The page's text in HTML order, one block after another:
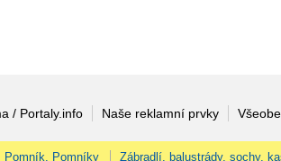
/ Portaly.info Naše reklamní prvky
Pomník, Pomníky Zábradlí, balustrády, sochy,